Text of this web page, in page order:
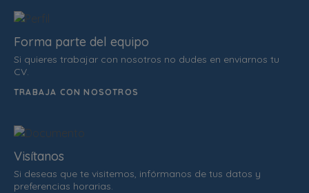
Forma parte del equipo
Si quieres trabajar con nosotros no dudes en enviarnos tu
CV.
TRABAJA CON NOSOTROS
Visítanos
Si deseas que te visitemos, infórmanos de tus datos y
preferencias horarias.